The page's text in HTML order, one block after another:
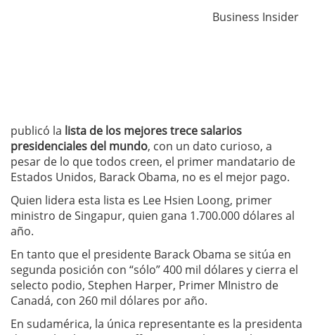
Business Insider
publicó la lista de los mejores trece salarios
presidenciales del mundo, con un dato curioso, a
pesar de lo que todos creen, el primer mandatario de
Estados Unidos, Barack Obama, no es el mejor pago.
Quien lidera esta lista es Lee Hsien Loong, primer
ministro de Singapur, quien gana 1.700.000 dólares al
año.
En tanto que el presidente Barack Obama se sitúa en
segunda posición con “sólo” 400 mil dólares y cierra el
selecto podio, Stephen Harper, Primer MInistro de
Canadá, con 260 mil dólares por año.
En sudamérica, la única representante es la presidenta